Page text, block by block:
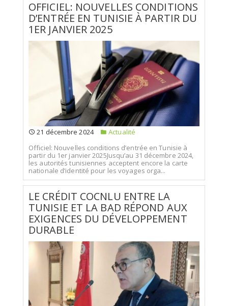
OFFICIEL: NOUVELLES CONDITIONS
D’ENTRÉE EN TUNISIE À PARTIR DU
1ER JANVIER 2025
21 décembre 2024
Actualité
Officiel: Nouvelles conditions d’entrée en Tunisie à
partir du 1er janvier 2025Jusqu’au 31 décembre 2024,
les autorités tunisiennes acceptent encore la carte
nationale d’identité pour les voyages orga...
LE CRÉDIT COCNLU ENTRE LA
TUNISIE ET LA BAD RÉPOND AUX
EXIGENCES DU DÉVELOPPEMENT
DURABLE